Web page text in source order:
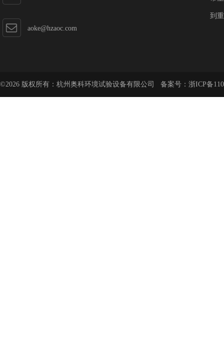
aoke@hzaoc.com
到
©2026 版权所有：杭州奥科环境试验设备有限公司 备案号： 浙ICP备